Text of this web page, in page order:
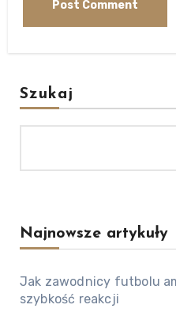
Szukaj
Najnowsze artykuły
Jak zawodnicy futbolu
szybkość reakcji